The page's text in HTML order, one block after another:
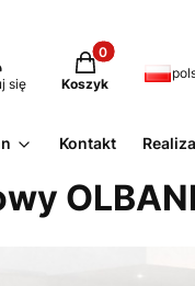
się
Produkty w
Koszyk
Kontakt